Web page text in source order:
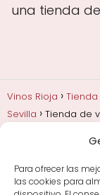
Para ofrecer las
las cookies para
una tienda
Vinos Rioja
Sevilla
Tienda de
Añadas, crianza
Rioja y guías de
curiosidades